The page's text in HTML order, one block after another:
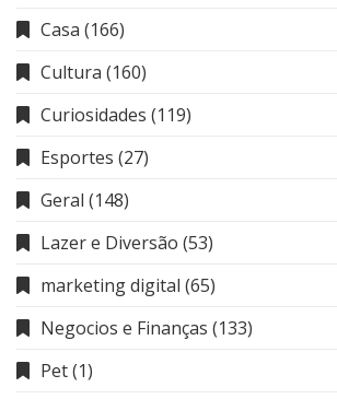
Casa (166)
Cultura (160)
Curiosidades (119)
Esportes (27)
Geral (148)
Lazer e Diversão (53)
marketing digital (65)
Negocios e Finanças (133)
Pet(1)